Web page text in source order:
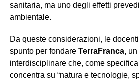
sanitaria, ma uno degli effetti
ambientale.
Da queste considerazioni, le
spunto per fondare TerraFranca,
interdisciplinare che, come
concentra su “natura e tecnologie,